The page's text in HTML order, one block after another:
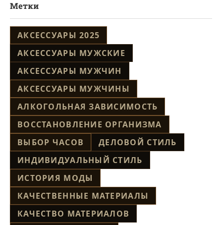
Метки
АКСЕССУАРЫ 2025
АКСЕССУАРЫ МУЖСКИЕ
АКСЕССУАРЫ МУЖЧИН
АКСЕССУАРЫ МУЖЧИНЫ
АЛКОГОЛЬНАЯ ЗАВИСИМОСТЬ
ВОССТАНОВЛЕНИЕ ОРГАНИЗМА
ВЫБОР ЧАСОВ
ДЕЛОВОЙ СТИЛЬ
ИНДИВИДУАЛЬНЫЙ СТИЛЬ
ИСТОРИЯ МОДЫ
КАЧЕСТВЕННЫЕ МАТЕРИАЛЫ
КАЧЕСТВО МАТЕРИАЛОВ